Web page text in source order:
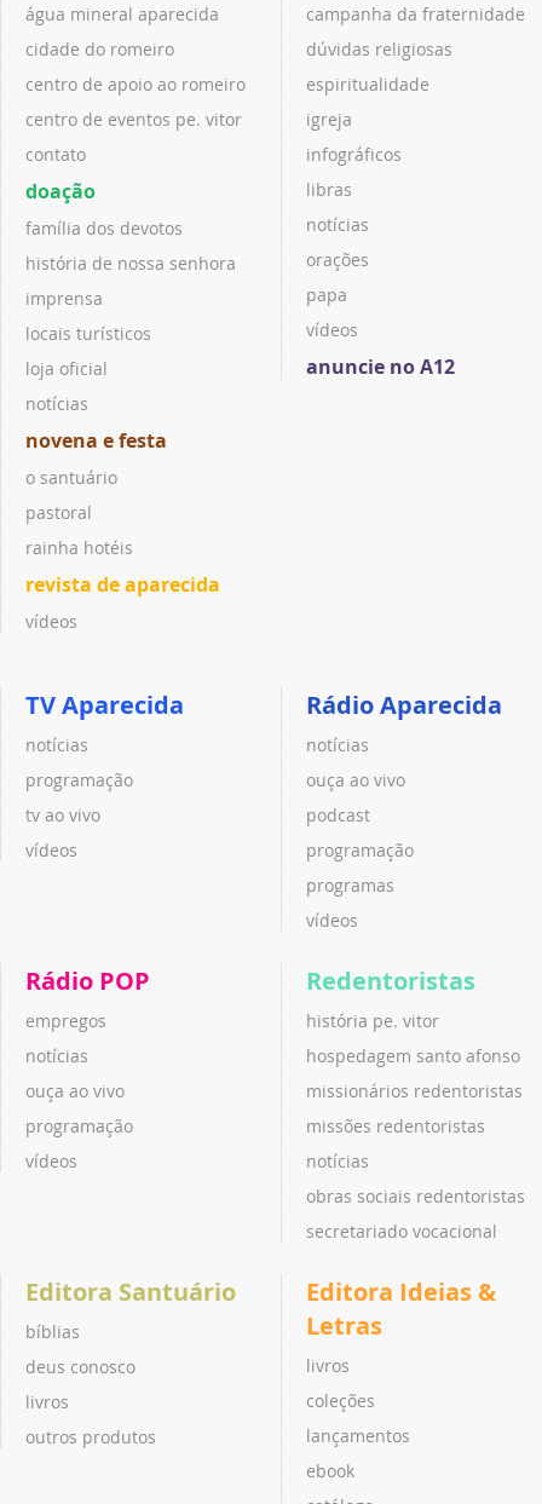
água mineral aparecida
cidade do romeiro
centro de apoio ao romeiro
centro de eventos pe. vitor
contato
doação
família dos devotos
história de nossa senhora
imprensa
locais turísticos
loja oficial
notícias
novena e festa
o santuário
pastoral
rainha hotéis
revista de aparecida
vídeos
campanha da fraternidade
dúvidas religiosas
espiritualidade
igreja
infográficos
libras
notícias
orações
papa
vídeos
anuncie no A12
TV Aparecida
notícias
programação
tv ao vivo
vídeos
Rádio Aparecida
notícias
ouça ao vivo
podcast
programação
programas
vídeos
Rádio POP
empregos
notícias
ouça ao vivo
programação
vídeos
Redentoristas
história pe. vitor
hospedagem santo afonso
missionários redentoristas
missões redentoristas
notícias
obras sociais redentoristas
secretariado vocacional
Editora Santuário
bíblias
deus conosco
livros
outros produtos
Editora Ideias &
Letras
livros
coleções
lançamentos
ebook